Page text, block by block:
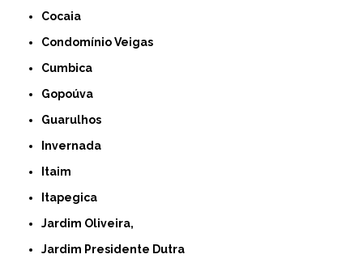
Cocaia
Condomínio Veigas
Cumbica
Gopoúva
Guarulhos
Invernada
Itaim
Itapegica
Jardim Oliveira,
Jardim Presidente Dutra